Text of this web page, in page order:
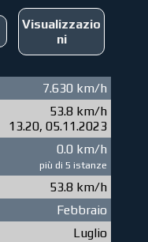
Visualizzazio
ni
7.630 km/h
53.8 km/h
13.20, 05.11.2023
0.0 km/h
più di 5 istanze
53.8 km/h
Febbraio
Luglio